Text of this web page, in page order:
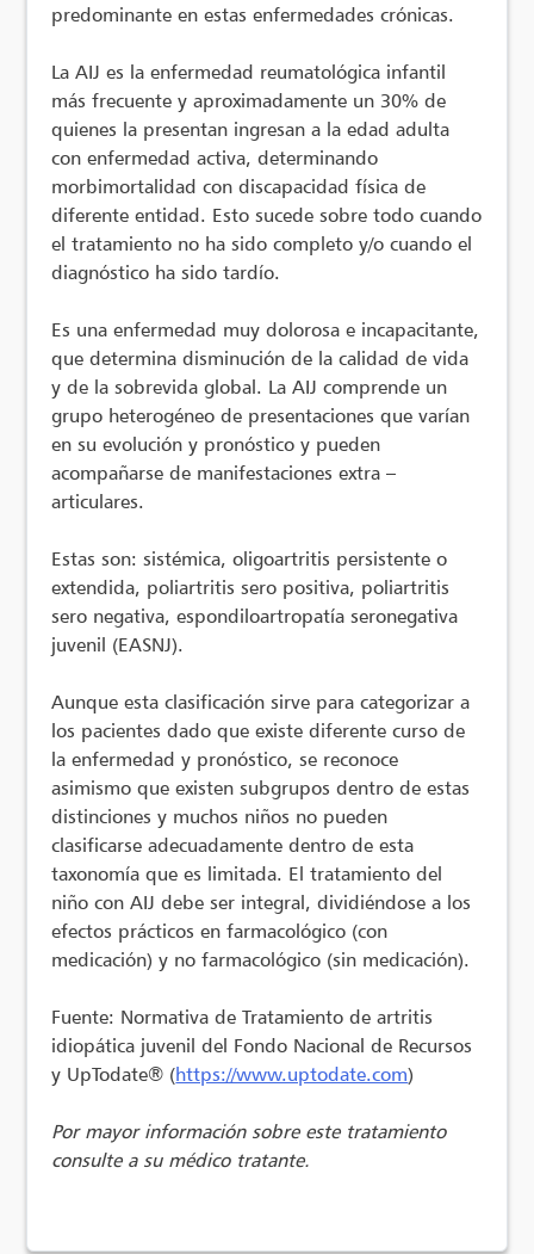
predominante en estas enfermedades crónicas.
La AIJ es la enfermedad reumatológica infantil
más frecuente y aproximadamente un 30% de
quienes la presentan ingresan a la edad adulta
con enfermedad activa, determinando
morbimortalidad con discapacidad física de
diferente entidad. Esto sucede sobre todo cuando
el tratamiento no ha sido completo y/o cuando el
diagnóstico ha sido tardío.
Es una enfermedad muy dolorosa e incapacitante,
que determina disminución de la calidad de vida
y de la sobrevida global. La AIJ comprende un
grupo heterogéneo de presentaciones que varían
en su evolución y pronóstico y pueden
acompañarse de manifestaciones extra –
articulares.
Estas son: sistémica, oligoartritis persistente o
extendida, poliartritis sero positiva, poliartritis
sero negativa, espondiloartropatía seronegativa
juvenil (EASNJ).
Aunque esta clasificación sirve para categorizar a
los pacientes dado que existe diferente curso de
la enfermedad y pronóstico, se reconoce
asimismo que existen subgrupos dentro de estas
distinciones y muchos niños no pueden
clasificarse adecuadamente dentro de esta
taxonomía que es limitada. El tratamiento del
niño con AIJ debe ser integral, dividiéndose a los
efectos prácticos en farmacológico (con
medicación) y no farmacológico (sin medicación).
Fuente: Normativa de Tratamiento de artritis
idiopática juvenil del Fondo Nacional de Recursos
y UpTodate® (https://www.uptodate.com)
Por mayor información sobre este tratamiento
consulte a su médico tratante.